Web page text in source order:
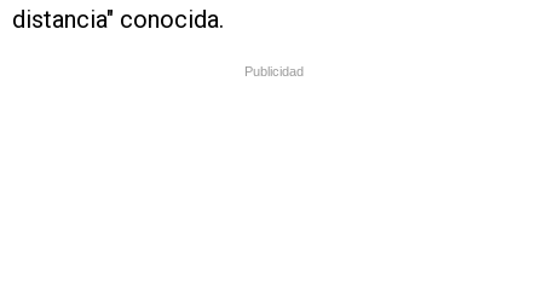
distancia" conocida.
Publicidad